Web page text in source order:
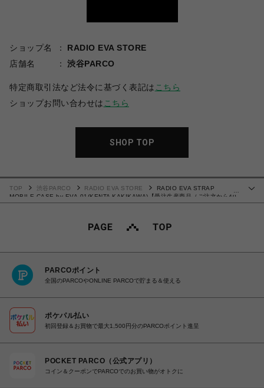
ショップ名
RADIO EVA STORE
店舗名
渋谷PARCO
特定商取引法など法令に基づく表記は こちら
ショップお問い合わせは こちら
SHOP TOP
TOP 渋谷PARCO RADIO EVA STORE
RADIO EVA STRAP
MOBILE CASE by EVA-01(KENTA KAKIKAWA)【受注生産商品（ご注文から40
～60日でお届け予定）】
PARCOポイント
全国のPARCOやONLINE PARCOで貯まる＆使える
ポケパル払い
初回登録＆お買物で最大1,500円分のPARCOポイント進呈
POCKET PARCO（公式アプリ）
コイン＆クーポンでPARCOでのお買い物がオトクに